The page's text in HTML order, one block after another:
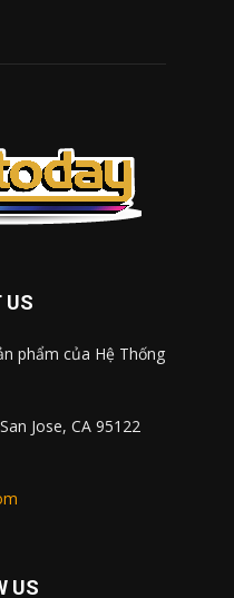
US
phẩm của Hệ Thống
Jose, CA 95122
US